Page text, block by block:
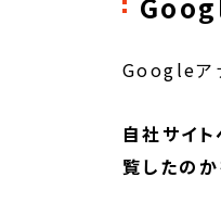
Googleア
自社サイ
覧したのか